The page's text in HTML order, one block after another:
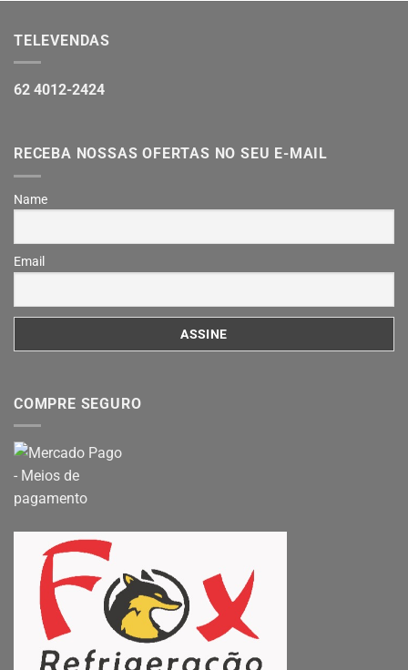
TELEVENDAS
62 4012-2424
RECEBA NOSSAS OFERTAS NO SEU E-MAIL
Name
Email
COMPRE SEGURO